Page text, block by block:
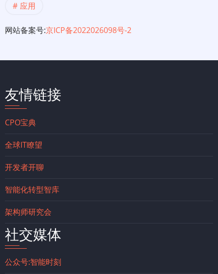
应用
网站备案号:京ICP备2022026098号-2
友情链接
CPO宝典
全球IT瞭望
开发者开聊
智能化转型智库
架构师研究会
社交媒体
公众号:智能时刻